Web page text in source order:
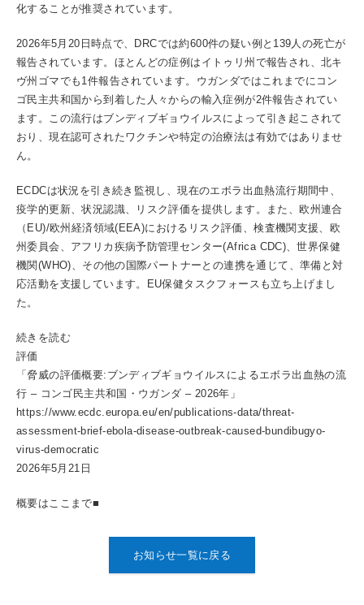
化することが推奨されています。
2026年5月20日時点で、DRCでは約600件の疑い例と139人の死亡が
報告されています。ほとんどの症例はイトゥリ州で報告され、北キ
ヴ州ゴマでも1件報告されています。ウガンダではこれまでにコン
ゴ民主共和国から到着した人々からの輸入症例が2件報告されてい
ます。この流行はブンディブギョウイルスによって引き起こされて
おり、現在認可されたワクチンや特定の治療法は有効ではありませ
ん。
ECDCは状況を引き続き監視し、現在のエボラ出血熱流行期間中、
疫学的更新、状況認識、リスク評価を提供します。また、欧州連合
（EU)/欧州経済領域(EEA)におけるリスク評価、検査機関支援、欧
州委員会、アフリカ疾病予防管理センター(Africa CDC)、世界保健
機関(WHO)、その他の国際パートナーとの連携を通じて、準備と対
応活動を支援しています。EU保健タスクフォースも立ち上げまし
た。
続きを読む
評価
「脅威の評価概要:ブンディブギョウイルスによるエボラ出血熱の流
行 – コンゴ民主共和国・ウガンダ – 2026年」
https://www.ecdc.europa.eu/en/publications-data/threat-
assessment-brief-ebola-disease-outbreak-caused-bundibugyo-
virus-democratic
2026年5月21日
概要はここまで■
お知らせ一覧に戻る